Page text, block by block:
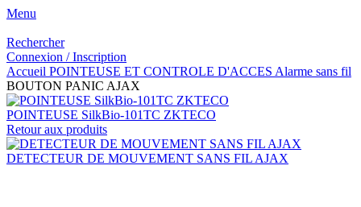
Menu
Rechercher
Connexion / Inscription
Accueil POINTEUSE ET CONTROLE D'ACCES Alarme sans fil
BOUTON PANIC AJAX
POINTEUSE SilkBio-101TC ZKTECO
Retour aux produits
DETECTEUR DE MOUVEMENT SANS FIL AJAX